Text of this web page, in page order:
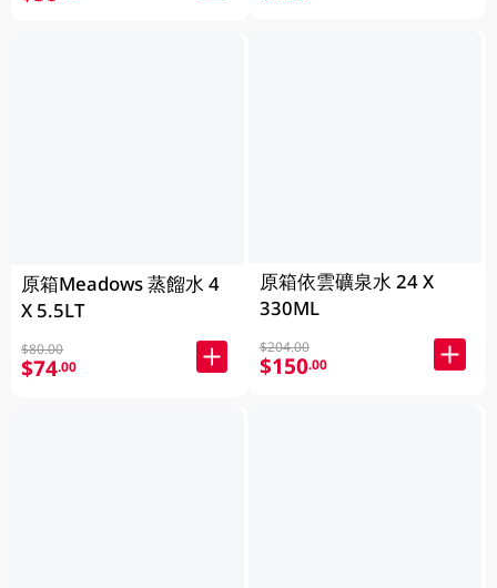
原箱Meadows 蒸餾水 4
X 5.5LT
$80.00
$74.00
原箱依雲礦泉水 24 X
330ML
$204.00
$150.00